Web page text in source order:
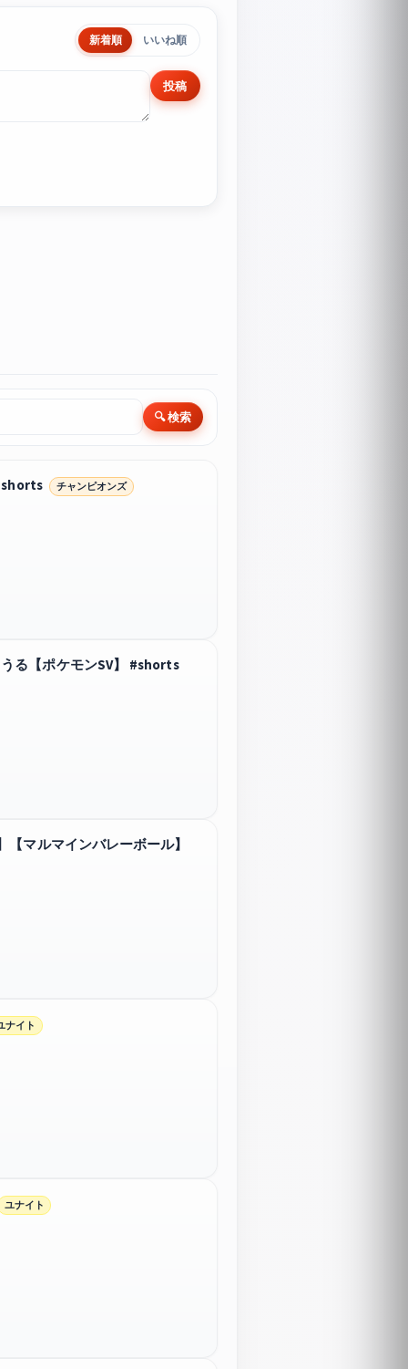
新着順 いいね順
投稿
🔍 検索
チャンピオンズ
る【ポケモンSV】 #shorts
マルマインバレーボール】
ナイト
ユナイト